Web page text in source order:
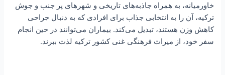
خاورمیانه، به همراه جاذبه‌های تاریخی و شهرهای پر جنب و جوش
ترکیه، آن را به انتخابی جذاب برای افرادی که به دنبال جراحی
کاهش وزن هستند، تبدیل می‌کند. بیماران می‌توانند در حین انجام
سفر خود، از میراث فرهنگی غنی کشور ترکیه لذت ببرند.